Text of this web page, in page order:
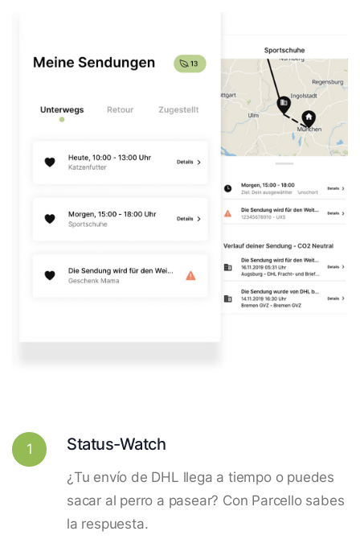
1 Status-Watch
¿Tu envío de DHL llega a tiempo o puedes
sacar al perro a pasear? Con Parcello sabes
la respuesta.